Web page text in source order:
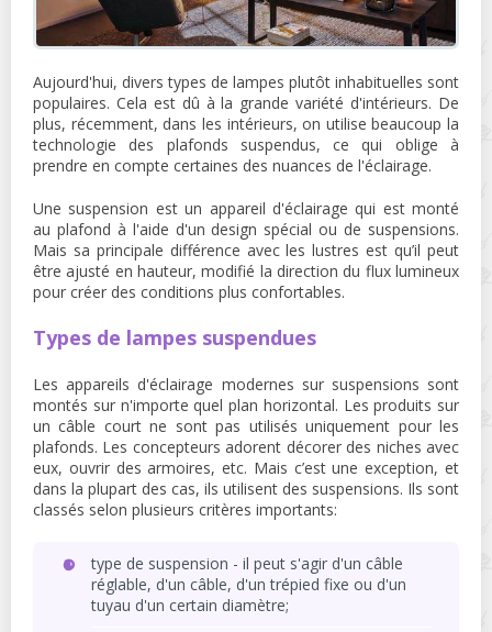
Aujourd'hui, divers types de lampes plutôt inhabituelles sont
populaires. Cela est dû à la grande variété d'intérieurs. De
plus, récemment, dans les intérieurs, on utilise beaucoup la
technologie des plafonds suspendus, ce qui oblige à
prendre en compte certaines des nuances de l'éclairage.
Une suspension est un appareil d'éclairage qui est monté
au plafond à l'aide d'un design spécial ou de suspensions.
Mais sa principale différence avec les lustres est qu’il peut
être ajusté en hauteur, modifié la direction du flux lumineux
pour créer des conditions plus confortables.
Types de lampes suspendues
Les appareils d'éclairage modernes sur suspensions sont
montés sur n'importe quel plan horizontal. Les produits sur
un câble court ne sont pas utilisés uniquement pour les
plafonds. Les concepteurs adorent décorer des niches avec
eux, ouvrir des armoires, etc. Mais c’est une exception, et
dans la plupart des cas, ils utilisent des suspensions. Ils sont
classés selon plusieurs critères importants:
type de suspension - il peut s'agir d'un câble
réglable, d'un câble, d'un trépied fixe ou d'un
tuyau d'un certain diamètre;